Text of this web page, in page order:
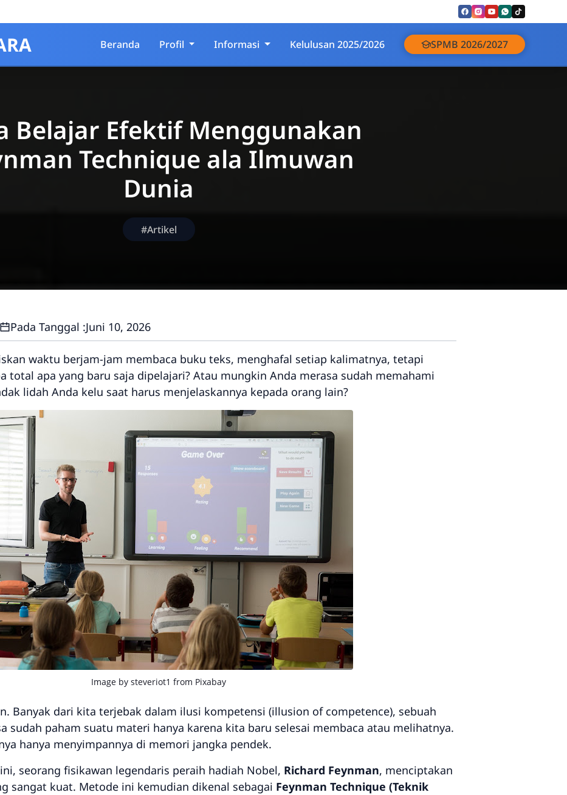
Beranda Profil Informasi Kelulusan 2025/2026 SPMB 2026/2027
Belajar Efektif Menggunakan
Technique ala Ilmuwan
Dunia
#Artikel
Pada Tanggal :Juni 10, 2026
waktu berjam-jam membaca buku teks, menghafal setiap kalimatnya, tetapi
total apa yang baru saja dipelajari? Atau mungkin Anda merasa sudah memahami
lidah Anda kelu saat harus menjelaskannya kepada orang lain?
Image by steveriot1 from Pixabay
Banyak dari kita terjebak dalam ilusi kompetensi (illusion of competence), sebuah
sudah paham suatu materi hanya karena kita baru selesai membaca atau melihatnya.
hanya menyimpannya di memori jangka pendek.
seorang fisikawan legendaris peraih hadiah Nobel, Richard Feynman, menciptakan
sangat kuat. Metode ini kemudian dikenal sebagai Feynman Technique (Teknik